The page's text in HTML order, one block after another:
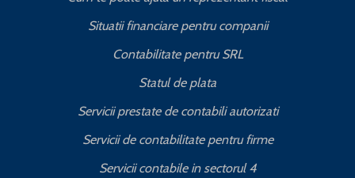
Situatii financiare pentru companii
Contabilitate pentru SRL
Statul de plata
Servicii prestate de contabili autorizati
Servicii de contabilitate pentru firme
Servicii contabile in sectorul 4